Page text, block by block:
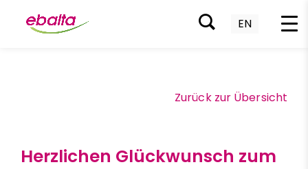
EN
Zurück zur Übersicht
Herzlichen Glückwunsch zum